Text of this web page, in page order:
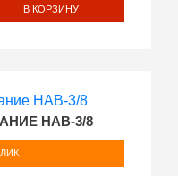
В КОРЗИНУ
HAB-3/8